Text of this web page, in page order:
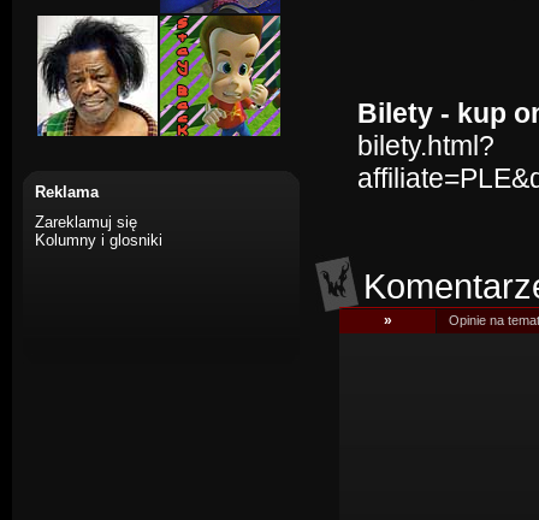
Reklama
Zareklamuj się
Kolumny i glosniki
Bilety - kup
bilety.html?
» Opinie na